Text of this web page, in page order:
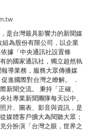
是台灣最具影響力的新聞媒
為股份有限公司，以企業
據「中央通訊社設置條
的國家通訊社，獨立超然執
導業務，服務大眾傳播媒
進國際對台灣之瞭解。 ．
新聞交流。 秉持「正確、
社專業新聞團隊每天以中、
片、圖表、影音與資訊，是
媒體客戶擴大為閱聽大眾；
分扮演「台灣之眼，世界之